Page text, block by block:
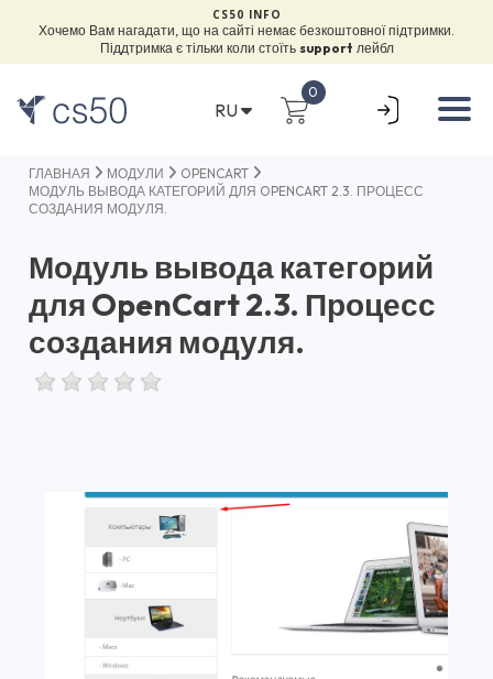
CS50 INFO
Хочемо Вам нагадати, що на сайті немає безкоштовної підтримки.
Піддтримка є тільки коли стоїть support лейбл
RU
0
ГЛАВНАЯ МОДУЛИ
OPENCART
МОДУЛЬ ВЫВОДА КАТЕГОРИЙ ДЛЯ OPENCART 2.3. ПРОЦЕСС
СОЗДАНИЯ МОДУЛЯ.
Модуль вывода категорий
для OpenCart 2.3. Процесс
создания модуля.